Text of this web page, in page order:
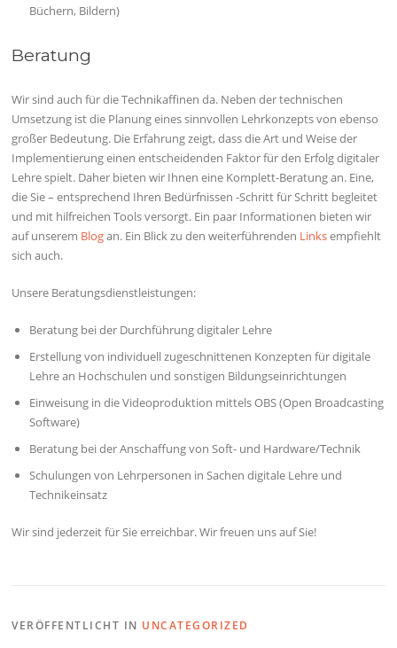
Büchern, Bildern)
Beratung
Wir sind auch für die Technikaffinen da. Neben der technischen
Umsetzung ist die Planung eines sinnvollen Lehrkonzepts von ebenso
großer Bedeutung. Die Erfahrung zeigt, dass die Art und Weise der
Implementierung einen entscheidenden Faktor für den Erfolg digitaler
Lehre spielt. Daher bieten wir Ihnen eine Komplett-Beratung an. Eine,
die Sie – entsprechend Ihren Bedürfnissen -Schritt für Schritt begleitet
und mit hilfreichen Tools versorgt. Ein paar Informationen bieten wir
auf unserem Blogan. Ein Blick zu den weiterführenden Linksempfiehlt
sich auch.
Unsere Beratungsdienstleistungen:
Beratung bei der Durchführung digitaler Lehre
Erstellung von individuell zugeschnittenen Konzepten für digitale
Lehre an Hochschulen und sonstigen Bildungseinrichtungen
Einweisung in die Videoproduktion mittels OBS (Open Broadcasting
Software)
Beratung bei der Anschaffung von Soft- und Hardware/Technik
Schulungen von Lehrpersonen in Sachen digitale Lehre und
Technikeinsatz
Wir sind jederzeit für Sie erreichbar. Wir freuen uns auf Sie!
VERÖFFENTLICHT IN UNCATEGORIZED